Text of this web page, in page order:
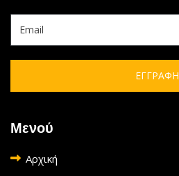
ΕΓΓΡΑΦΗ
Μενού
Αρχική